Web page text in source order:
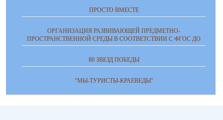
ПРОСТО ВМЕСТЕ
ОРГАНИЗАЦИЯ РАЗВИВАЮЩЕЙ ПРЕДМЕТНО-
ПРОСТРАНСТВЕННОЙ СРЕДЫ В СООТВЕТСТВИИ С ФГОС ДО
80 ЗВЕЗД ПОБЕДЫ
"МЫ-ТУРИСТЫ-КРАЕВЕДЫ"